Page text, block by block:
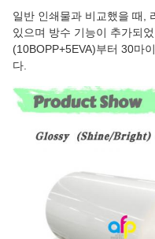
일반 인쇄물과 비교했을 때,
있으며 방수 기능이 추가되
(10BOPP+5EVA)부터 30마
다.